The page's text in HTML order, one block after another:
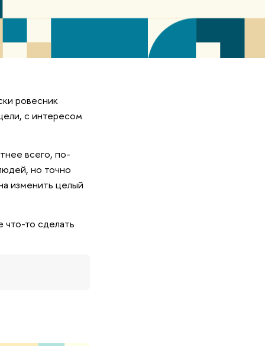
ровесник
с интересом
всего, по-
но точно
изменить целый
что-то сделать